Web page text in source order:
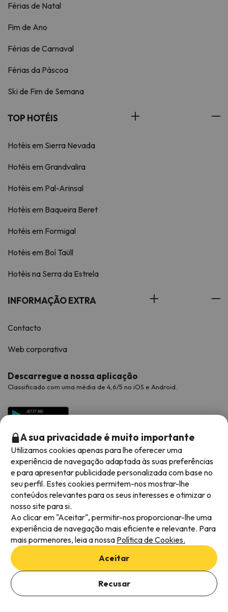
Adicionar datas para verificar a disponibilidade
Selecionar datas
Férias de Natal
Fim de Ano
Férias de Carnaval
Férias da Páscoa
Ski de Fim de Semana
TOP HOTÉIS
Hotéis em Sierra Nevada
Hotéis em Grandvalira
Hotéis em Pal-Arinsal
Hotéis em Baqueira Beret
Hotéis em Formigal
Hotéis em Boí Taüll
Hotéis na Serra da Estrela
INFORMAÇÃO EXTRA
Contacto
Web corporativa
Descarregue a nossa aplicação
Classificado com uma média de 4,6/5 no iOS e Android.
Métodos de pagamento disponíveis
Termos e condições gerais
Privacidade dos dados
Política de cookies
A sua privacidade é muito importante
Utilizamos cookies apenas para lhe oferecer uma
experiência de navegação adaptada às suas preferências
e para apresentar publicidade personalizada com base no
seu perfil. Estes cookies permitem-nos mostrar-lhe
conteúdos relevantes para os seus interesses e otimizar o
nosso site para si.
Ao clicar em "Aceitar", permitir-nos proporcionar-lhe uma
experiência de navegação mais eficiente e relevante. Para
mais pormenores, leia a nossa Política de Cookies.
Aceitar
Recusar